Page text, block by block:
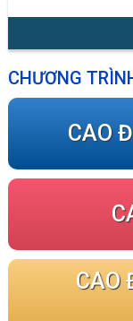
CHƯƠNG
CAO
CAO